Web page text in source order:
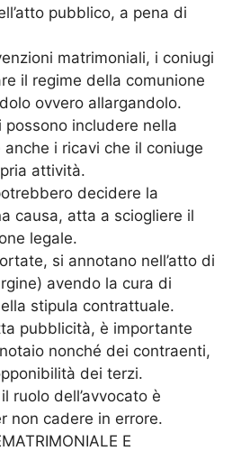
pubblico, a pena di
matrimoniali, i coniugi
il regime della comunione
ovvero allargandolo.
possono includere nella
i ricavi che il coniuge
attività.
decidere la
causa, atta a sciogliere il
legale.
si annotano nell’atto di
avendo la cura di
stipula contrattuale.
pubblicità, è importante
nonché dei contraenti,
dei terzi.
ruolo dell’avvocato è
non cadere in errore.
E